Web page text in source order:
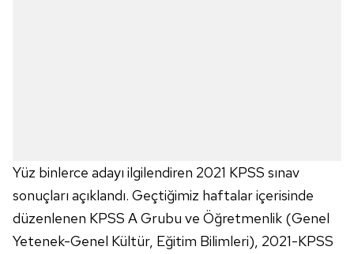
Yüz binlerce adayı ilgilendiren 2021 KPSS sınav
sonuçları açıklandı. Geçtiğimiz haftalar içerisinde
düzenlenen KPSS A Grubu ve Öğretmenlik (Genel
Yetenek-Genel Kültür, Eğitim Bilimleri), 2021-KPSS